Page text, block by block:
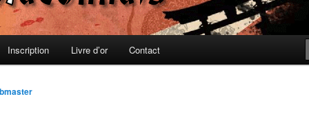
Inscription Livre d’or Contact